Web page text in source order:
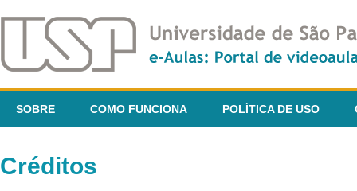
SOBRE COMO FUNCIONA POLÍTICA DE USO
Créditos